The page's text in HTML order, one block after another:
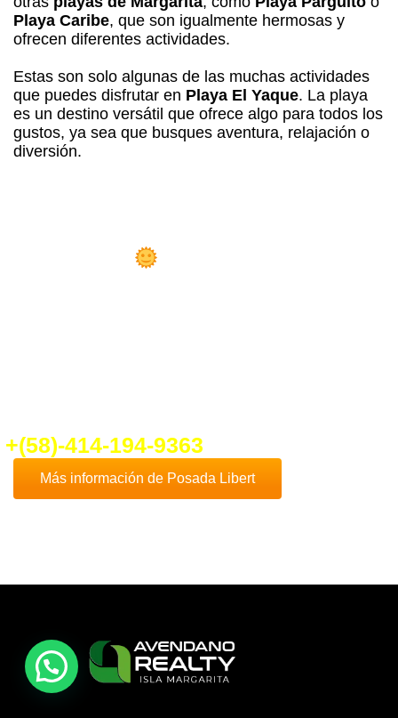
Playa Caribe, que son igualmente hermosas y
ofrecen diferentes actividades.
Estas son solo algunas de las muchas actividades
que puedes disfrutar en Playa El Yaque. La playa
es un destino versátil que ofrece algo para todos los
gustos, ya sea que busques aventura, relajación o
diversión.
+(58)-414-194-9363
Más información de Posada Libert